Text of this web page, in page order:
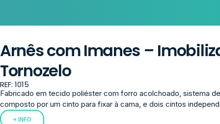
Arnês com Imanes –
Tornozelo
REF: 1015
Fabricado em tecido poliéster com forro acolchoado, sistema
composto por um cinto para fixar à cama, e dois cintos
+ INFO